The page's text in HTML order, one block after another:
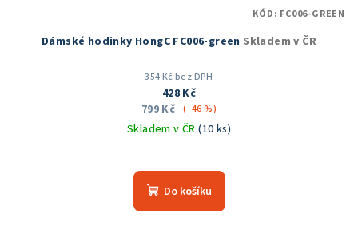
Dámské hodinky HongC FC006-green Skladem v ČR
354 Kč bez DPH
428 Kč
799 Kč (–46 %)
Skladem v ČR(10 ks)
Do košíku
KÓD: FC006-GREEN